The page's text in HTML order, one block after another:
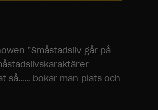
”Småstadsliv går på
så…… bokar man plats och